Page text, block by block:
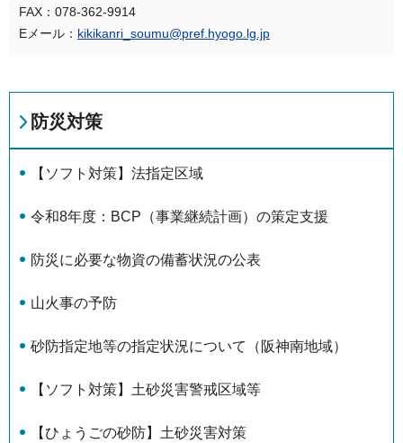
FAX：078-362-9914
Eメール： kikikanri_soumu@pref.hyogo.lg.jp
防災対策
【ソフト対策】法指定区域
令和8年度：BCP（事業継続計画）の策定支援
防災に必要な物資の備蓄状況の公表
山火事の予防
砂防指定地等の指定状況について（阪神南地域）
【ソフト対策】土砂災害警戒区域等
【ひょうごの砂防】土砂災害対策